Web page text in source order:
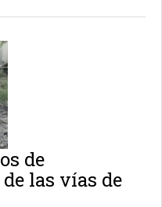
de
las vías de